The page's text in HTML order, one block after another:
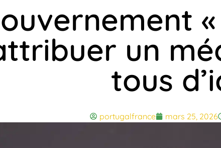
un
tous
portugalfrance mars 25, 2026